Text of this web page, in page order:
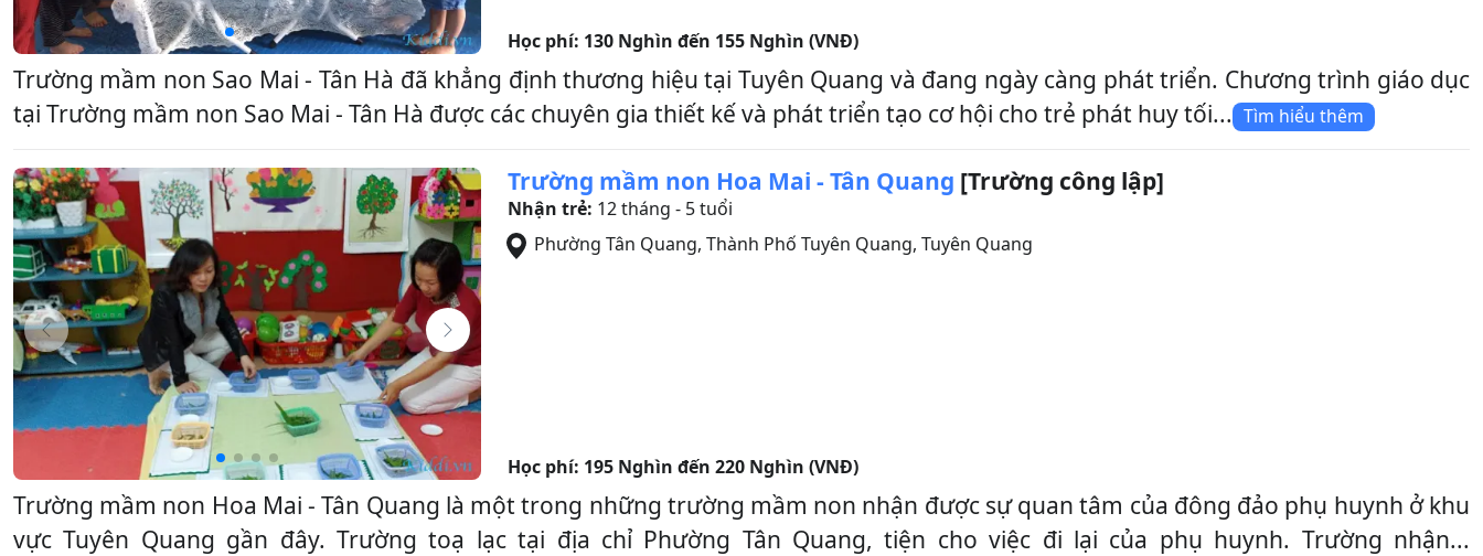
Học phí: 130 Nghìn đến 155 Nghìn (VNĐ)
Trường mầm non Sao Mai - Tân Hà đã khẳng định thương hiệu tại Tuyên Quang và đang ngày càng phát triển. Chương trình giáo dục
tại Trường mầm non Sao Mai - Tân Hà được các chuyên gia thiết kế và phát triển tạo cơ hội cho trẻ phát huy tối... Tìm hiểu thêm
Trường mầm non Hoa Mai - Tân Quang [Trường công lập]
Nhận trẻ: 12 tháng - 5 tuổi
Phường Tân Quang, Thành Phố Tuyên Quang, Tuyên Quang
Học phí: 195 Nghìn đến 220 Nghìn (VNĐ)
Trường mầm non Hoa Mai - Tân Quang là một trong những trường mầm non nhận được sự quan tâm của đông đảo phụ huynh ở khu
vực Tuyên Quang gần đây. Trường toạ lạc tại địa chỉ Phường Tân Quang, tiện cho việc đi lại của phụ huynh. Trường nhận...